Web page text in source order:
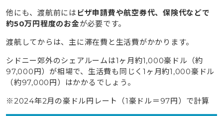
他にも、渡航前には ビザ申請費や航空券代、保険代などで
約50万円程度のお金が必要です。
渡航してからは、主に滞在費と生活費がかかります。
シドニー郊外のシェアルームは1ヶ月約1,000豪ドル（約
97,000円）が相場で、生活費も同じく1ヶ月約1,000豪ドル
（約97,000円）はかかるでしょう。
※2024年2月の豪ドル円レート（1豪ドル＝97円）で計算